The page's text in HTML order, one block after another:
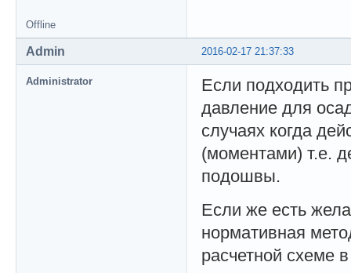
Offline
2016-02-17 21:37:33
Admin
Administrator
Если подходить
давление для
случаях когда
(моментами) т.е.
подошвы.
Если же есть
нормативная
расчетной схеме